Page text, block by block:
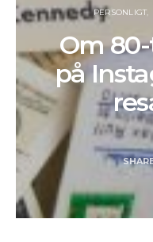
PERSONLIGT
Om
på